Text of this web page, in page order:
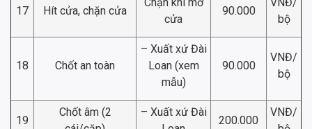
17 Hít cửa, chặn cửa
cửa
90.000
bộ
18 Chốt an toàn
– Xuất xứ Đài
Loan (xem
mẫu)
90.000
VNĐ/
bộ
19
Chốt âm (2
– Xuất xứ Đài
200.000
VNĐ/